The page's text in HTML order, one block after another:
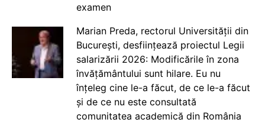
examen
Marian Preda, rectorul Universității din
București, desființează proiectul Legii
salarizării 2026: Modificările în zona
învățământului sunt hilare. Eu nu
înțeleg cine le-a făcut, de ce le-a făcut
și de ce nu este consultată
comunitatea academică din România